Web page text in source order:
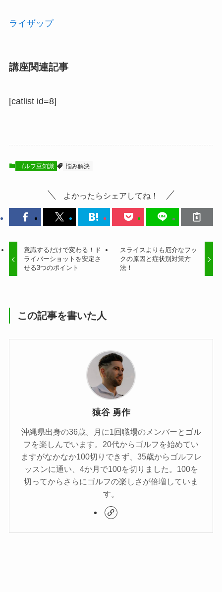
ライザップ
講座関連記事
[catlist id=8]
ゴルフ豆知識 悩み解決
よかったらシェアしてね！
意識するだけで変わる！ド
ライバーショットを安定さ
せる3つのポイント
スライスよりも厄介なフッ
クの原因と症状別対策方
法！
この記事を書いた人
猿谷 勇作
沖縄県出身の36歳。月に1回職場のメンバーとゴル
フを楽しんでいます。20代からゴルフを始めてい
ますがなかなか100切りできず、35歳からゴルフレ
ッスンに通い、4か月で100を切りました。100を
切ってからさらにゴルフの楽しさが倍増していま
す。